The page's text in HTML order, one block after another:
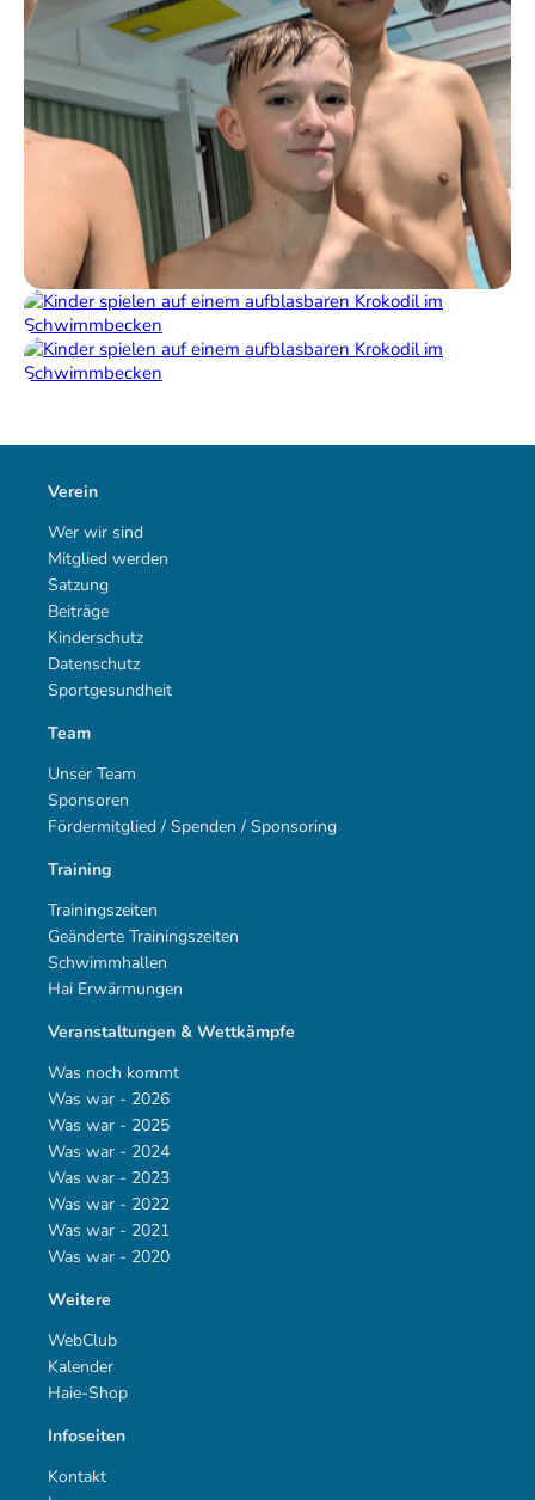
Verein
Wer wir sind
Mitglied werden
Satzung
Beiträge
Kinderschutz
Datenschutz
Sportgesundheit
Team
Unser Team
Sponsoren
Fördermitglied / Spenden / Sponsoring
Training
Trainingszeiten
Geänderte Trainingszeiten
Schwimmhallen
Hai Erwärmungen
Veranstaltungen & Wettkämpfe
Was noch kommt
Was war - 2026
Was war - 2025
Was war - 2024
Was war - 2023
Was war - 2022
Was war - 2021
Was war - 2020
Weitere
WebClub
Kalender
Haie-Shop
Infoseiten
Kontakt